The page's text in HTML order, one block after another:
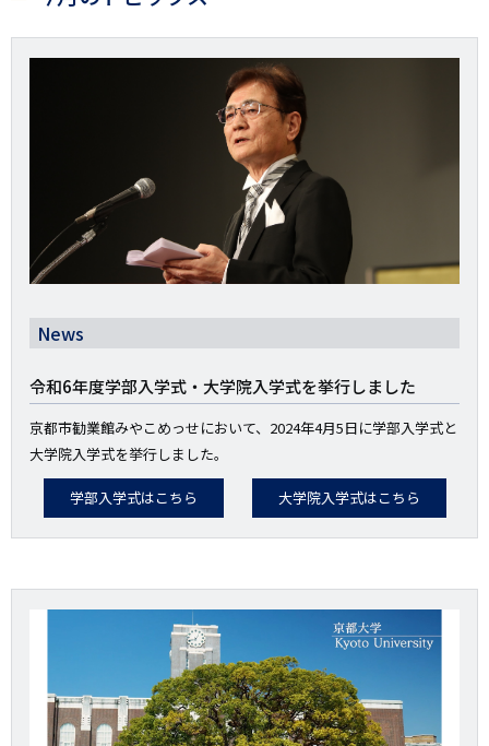
News
令和6年度学部入学式・大学院入学式を挙行しました
京都市勧業館みやこめっせにおいて、2024年4月5日に学部入学式と
大学院入学式を挙行しました。
学部入学式はこちら 大学院入学式はこちら